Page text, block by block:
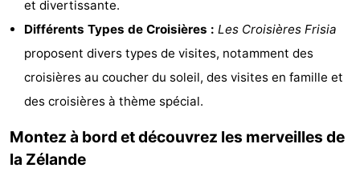
van
Haamstede
Valleien
Soeten
Haert
Wijde
Blick
Zeeland
Village
Zeeuwse
Kust
-
Zonnedorp
-
et divertissante.
Différents Types de Croisières : Les Croisières Frisia
proposent divers types de visites, notamment des
croisières au coucher du soleil, des visites en famille et
des croisières à thème spécial.
Montez à bord et découvrez les merveilles de
la Zélande